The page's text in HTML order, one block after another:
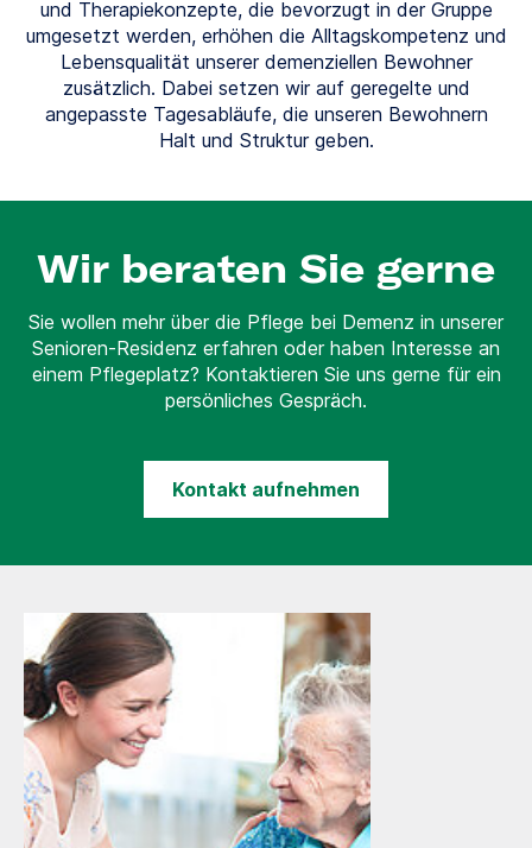
und Therapiekonzepte, die bevorzugt in der Gruppe
umgesetzt werden, erhöhen die Alltagskompetenz und
Lebensqualität unserer demenziellen Bewohner
zusätzlich. Dabei setzen wir auf geregelte und
angepasste Tagesabläufe, die unseren Bewohnern
Halt und Struktur geben.
Wir beraten Sie gerne
Sie wollen mehr über die Pflege bei Demenz in unserer
Senioren-Residenz erfahren oder haben Interesse an
einem Pflegeplatz? Kontaktieren Sie uns gerne für ein
persönliches Gespräch.
Kontakt aufnehmen